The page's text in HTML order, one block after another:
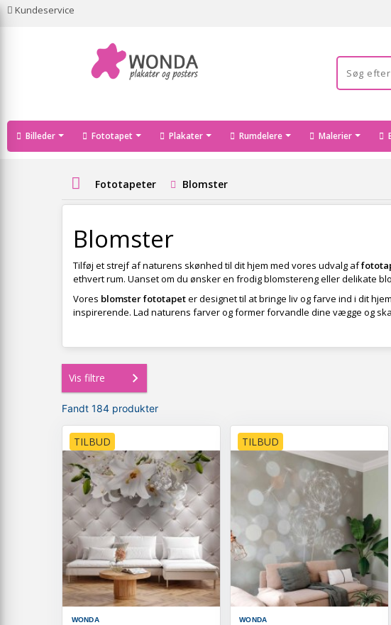
Kundeservice
Billeder Fototapet Plakater Rumdelere Malerier
Fototapeter Blomster
Blomster
Tilføj et strejf af naturens skønhed til dit hjem med vores udvalg af
ethvert rum. Uanset om du ønsker en frodig blomstereng eller delikate
Vores blomster fototapeter designet til at bringe liv og farve ind i dit
inspirerende. Lad naturens farver og former forvandle dine vægge og
Vis filtre
Fandt 184 produkter
TILBUD
WONDA
TILBUD
WONDA